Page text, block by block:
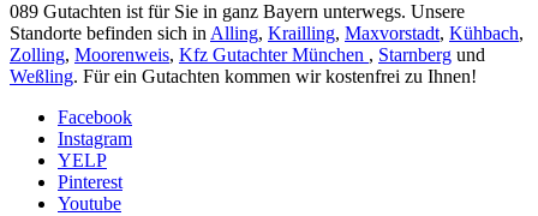
089 Gutachten ist für Sie in ganz Bayern unterwegs. Unsere
Standorte befinden sich in Alling, Krailling, Maxvorstadt, Kühbach,
Zolling, Moorenweis, Kfz Gutachter München , Starnberg und
Weßling. Für ein Gutachten kommen wir kostenfrei zu Ihnen!
Facebook
Instagram
YELP
Pinterest
Youtube